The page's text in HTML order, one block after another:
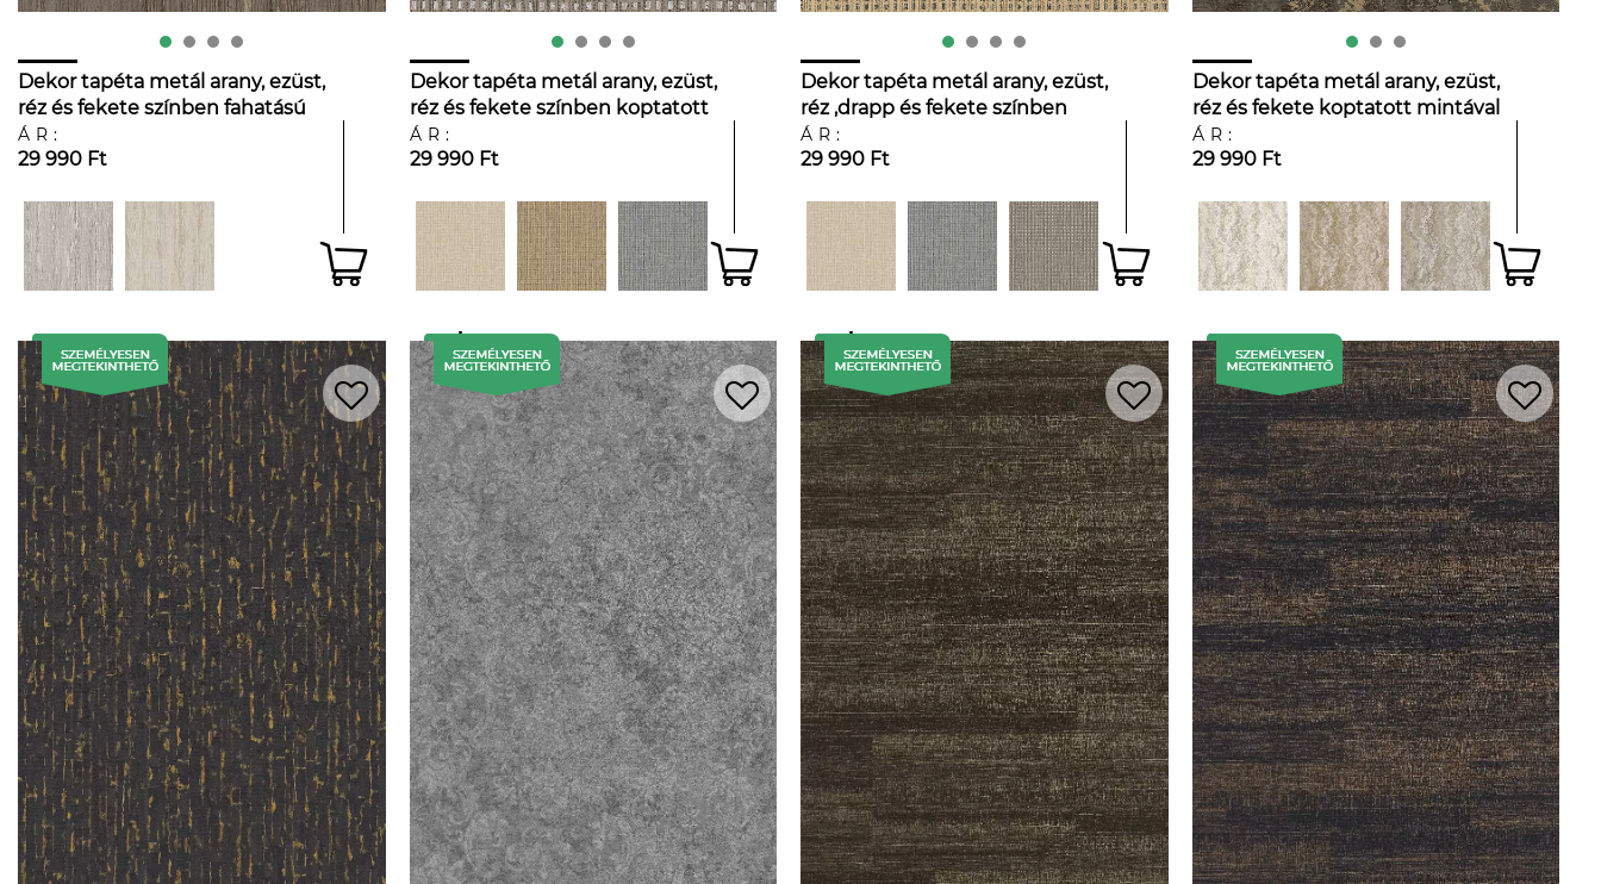
Dekor tapéta metál arany, ezüst,
réz és fekete színben fahatású
mintával
ÁR:
29 990 Ft
Dekor tapéta metál arany, ezüst,
réz és fekete színben koptatott
ritkás zsákvászon hatású
mintával
ÁR:
29 990 Ft
Dekor tapéta metál arany, ezüst,
réz ,drapp és fekete színben
koptatott ritkás zsákvászon
hatású mintával
ÁR:
29 990 Ft
Dekor tapéta metál arany, ezüst,
réz és fekete koptatott mintával
ÁR:
29 990 Ft